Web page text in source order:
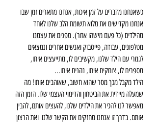
כשאנחנו מדברים על זמן איכות, אנחנו מתארים זמן שבו
אנחנו מקדישים את מלוא תשומת הלב שלנו לאחד
מהילדים (כל פעם מישהו אחר). מפנים את עצמנו
מטלפונים, עבודה, פייסבוק ואנשים אחרים ונמצאים
לגמרי עם הילד שלנו, מקשיבים לו, מתייעצים איתו,
מספרים לו, צוחקים איתו, נהנים איתו...
הילד מקבל מכך מסר שהוא חשוב, שאוהבים אותו! מה
שמעלה מיידית את הביטחון והדימוי העצמי שלו. הזמן הזה
מאפשר לנו להכיר את הילדים שלנו, להעצים אותם, להבין
אותם. בדרך זו אנחנו מחזקים את הקשר שלנו  ואת הרצון